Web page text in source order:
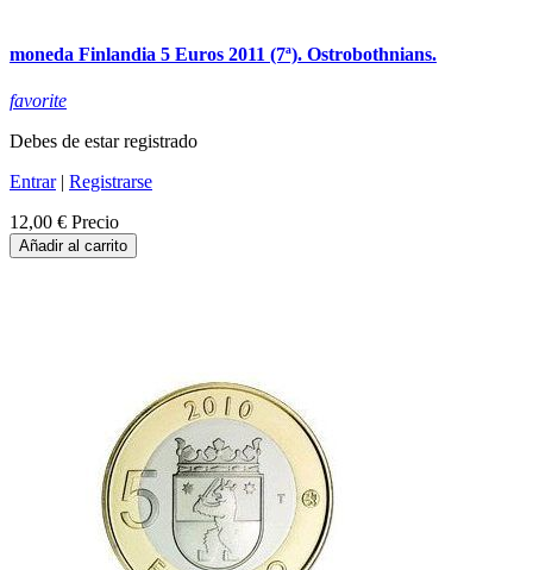
moneda Finlandia 5 Euros 2011 (7ª). Ostrobothnians.
favorite
Debes de estar registrado
Entrar| Registrarse
12,00 € Precio
Añadir al carrito